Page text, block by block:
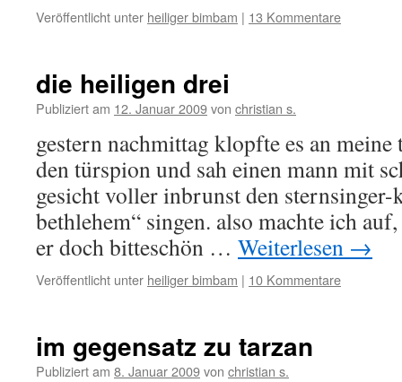
Veröffentlicht unter heiliger bimbam | 13 Kommentare
die heiligen drei
Publiziert am 12. Januar 2009von christian s.
gestern nachmittag klopfte es an
den türspion und sah einen mann mit
gesicht voller inbrunst den sternsinger-
bethlehem“ singen. also machte ich
er doch bitteschön … Weiterlesen →
Veröffentlicht unter heiliger bimbam | 10 Kommentare
im gegensatz zu tarzan
Publiziert am 8. Januar 2009von christian s.